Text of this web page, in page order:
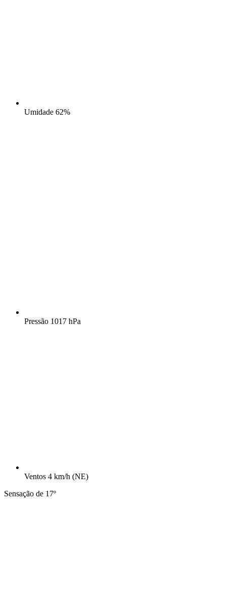
Umidade 62%
Pressão 1017 hPa
Ventos 4 km/h (NE)
Sensação de 17º